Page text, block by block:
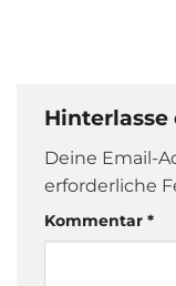
Deine Email-
erforderliche
Kommentar *